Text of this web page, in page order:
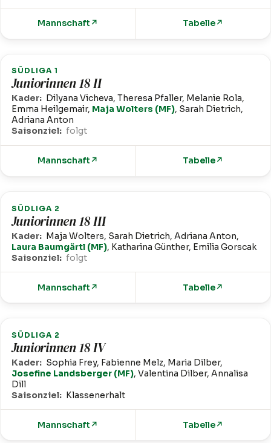
Mannschaft ↗ Tabelle↗
SÜDLIGA 1
Juniorinnen 18 II
Kader: Dilyana Vicheva, Theresa Pfaller, Melanie Rola,
Emma Heilgemair, Maja Wolters (MF), Sarah Dietrich,
Adriana Anton
Saisonziel: folgt
Mannschaft ↗ Tabelle↗
SÜDLIGA 2
Juniorinnen 18 III
Kader: Maja Wolters, Sarah Dietrich, Adriana Anton,
Laura Baumgärtl (MF), Katharina Günther, Emilia Gorscak
Saisonziel: folgt
Mannschaft ↗ Tabelle↗
SÜDLIGA 2
Juniorinnen 18 IV
Kader: Sophia Frey, Fabienne Melz, Maria Dilber,
Josefine Landsberger (MF), Valentina Dilber, Annalisa
Dill
Saisonziel: Klassenerhalt
Mannschaft ↗ Tabelle↗